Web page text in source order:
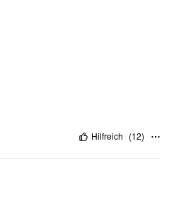
Hilfreich (12)